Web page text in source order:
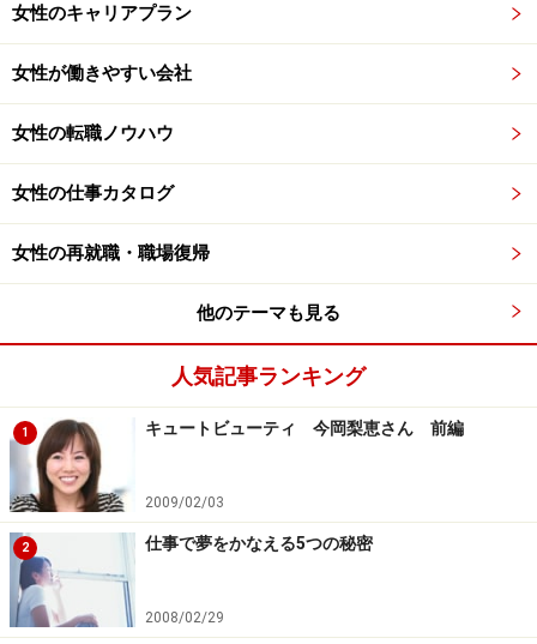
女性のキャリアプラン
女性が働きやすい会社
女性の転職ノウハウ
女性の仕事カタログ
女性の再就職・職場復帰
他のテーマも見る
人気記事ランキング
1 キュートビューティ 今岡梨恵さん 前編
2009/02/03
2 仕事で夢をかなえる5つの秘密
2008/02/29